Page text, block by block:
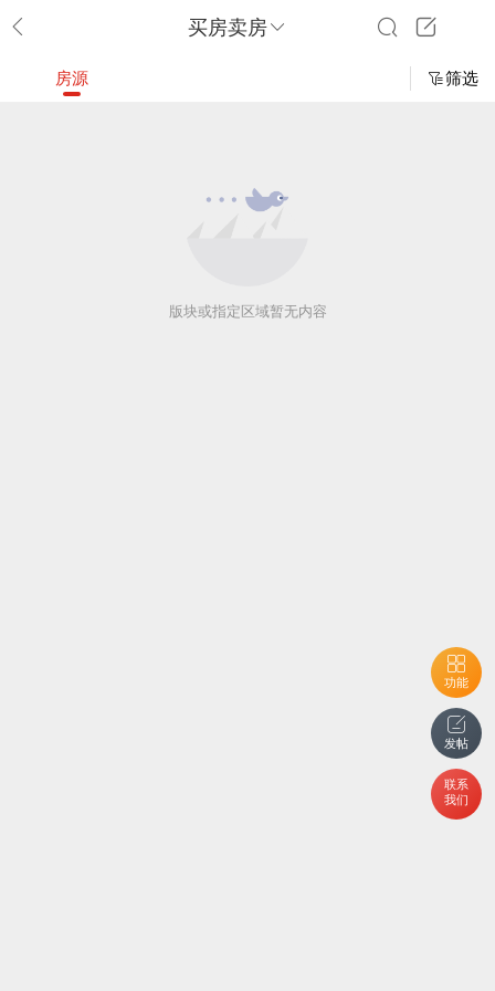
买房卖房
功能
发帖
联系
我们
房源 筛选
版块或指定区域暂无内容